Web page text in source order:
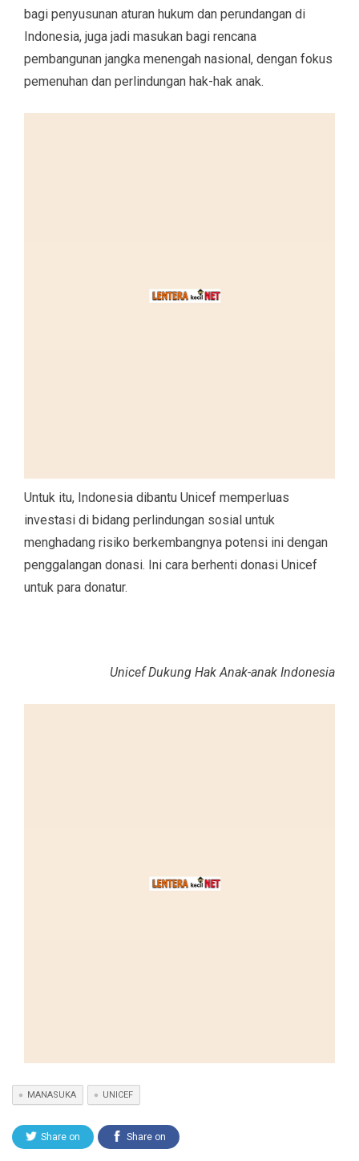
bagi penyusunan aturan hukum dan perundangan di
Indonesia, juga jadi masukan bagi rencana
pembangunan jangka menengah nasional, dengan fokus
pemenuhan dan perlindungan hak-hak anak.
Untuk itu, Indonesia dibantu Unicef memperluas
investasi di bidang perlindungan sosial untuk
menghadang risiko berkembangnya potensi ini dengan
penggalangan donasi. Ini cara berhenti donasi Unicef
untuk para donatur.
Unicef Dukung Hak Anak-anak Indonesia
MANASUKA UNICEF
Share on Share on